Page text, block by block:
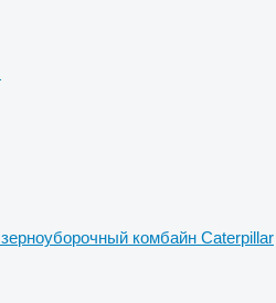
зерноуборочный комбайн Caterpillar